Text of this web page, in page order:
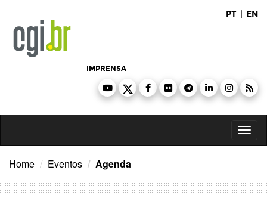
conteúdo
PT | EN
IMPRENSA
Home Eventos Agenda